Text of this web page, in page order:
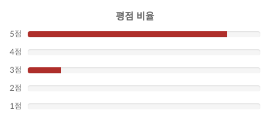
평점 비율
5점
4점
3점
2점
1점